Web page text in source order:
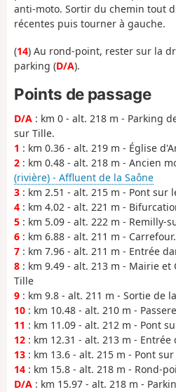
anti-moto. Sortir du chemin tout
récentes puis tourner à gauche.
(14) Au rond-point, rester sur la
parking (D/A).
Points de passage
D/A : km 0 - alt. 218 m - Parking
sur Tille.
1 : km 0.36 - alt. 219 m - Église
2 : km 0.48 - alt. 218 m - Ancien
(rivière) - Affluent de la Saône
3 : km 2.51 - alt. 215 m - Pont sur
4 : km 4.02 - alt. 221 m -
5 : km 5.09 - alt. 222 m - Remilly-
6 : km 6.88 - alt. 211 m -
7 : km 7.96 - alt. 211 m - Entrée
8 : km 9.49 - alt. 213 m - Mairie et
Tille
9 : km 9.8 - alt. 211 m - Sortie de
10 : km 10.48 - alt. 210 m -
11 : km 11.09 - alt. 212 m - Pont
12 : km 12.31 - alt. 213 m -
13 : km 13.6 - alt. 215 m - Pont
14 : km 15.8 - alt. 218 m - Rond-
D/A : km 15.97 - alt. 218 m -